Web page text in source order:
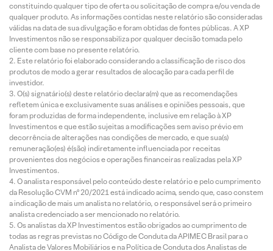
constituindo qualquer tipo de oferta ou solicitação de compra e/ou venda de
qualquer produto. As informações contidas neste relatório são consideradas
válidas na data de sua divulgação e foram obtidas de fontes públicas. A XP
Investimentos não se responsabiliza por qualquer decisão tomada pelo
cliente com base no presente relatório.
Este relatório foi elaborado considerando a classificação de risco dos
produtos de modo a gerar resultados de alocação para cada perfil de
investidor.
O(s) signatário(s) deste relatório declara(m) que as recomendações
refletem única e exclusivamente suas análises e opiniões pessoais, que
foram produzidas de forma independente, inclusive em relação à XP
Investimentos e que estão sujeitas a modificações sem aviso prévio em
decorrência de alterações nas condições de mercado, e que sua(s)
remuneração(es) é(são) indiretamente influenciada por receitas
provenientes dos negócios e operações financeiras realizadas pela XP
Investimentos.
O analista responsável pelo conteúdo deste relatório e pelo cumprimento
da Resolução CVM nº 20/2021 está indicado acima, sendo que, caso constem
a indicação de mais um analista no relatório, o responsável será o primeiro
analista credenciado a ser mencionado no relatório.
Os analistas da XP Investimentos estão obrigados ao cumprimento de
todas as regras previstas no Código de Conduta da APIMEC Brasil para o
Analista de Valores Mobiliários e na Política de Conduta dos Analistas de